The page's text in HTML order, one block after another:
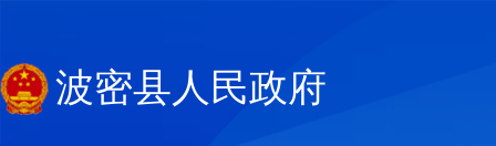
波密县人民政府